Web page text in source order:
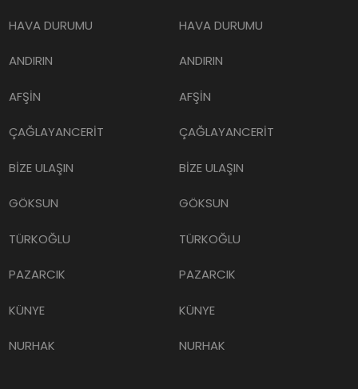
HAVA DURUMU
ANDIRIN
AFŞİN
ÇAĞLAYANCERİT
BİZE ULAŞIN
GÖKSUN
TÜRKOĞLU
PAZARCIK
KÜNYE
NURHAK
HAVA DURUMU
ANDIRIN
AFŞİN
ÇAĞLAYANCERİT
BİZE ULAŞIN
GÖKSUN
TÜRKOĞLU
PAZARCIK
KÜNYE
NURHAK